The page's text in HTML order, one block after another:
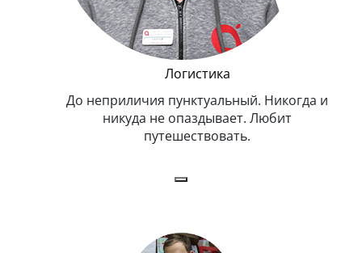
Логистика
До неприличия пунктуальный. Никогда и
никуда не опаздывает. Любит
путешествовать.